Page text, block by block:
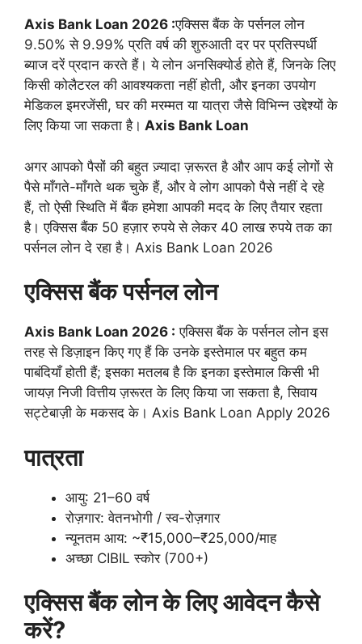
Axis Bank Loan 2026 :एक्सिस बैंक के पर्सनल लोन
9.50% से 9.99% प्रति वर्ष की शुरुआती दर पर प्रतिस्पर्धी
ब्याज दरें प्रदान करते हैं। ये लोन अनसिक्योर्ड होते हैं, जिनके लिए
किसी कोलैटरल की आवश्यकता नहीं होती, और इनका उपयोग
मेडिकल इमरजेंसी, घर की मरम्मत या यात्रा जैसे विभिन्न उद्देश्यों के
लिए किया जा सकता है। Axis Bank Loan
अगर आपको पैसों की बहुत ज़्यादा ज़रूरत है और आप कई लोगों से
पैसे माँगते-माँगते थक चुके हैं, और वे लोग आपको पैसे नहीं दे रहे
हैं, तो ऐसी स्थिति में बैंक हमेशा आपकी मदद के लिए तैयार रहता
है। एक्सिस बैंक 50 हज़ार रुपये से लेकर 40 लाख रुपये तक का
पर्सनल लोन दे रहा है। Axis Bank Loan 2026
एक्सिस बैंक पर्सनल लोन
Axis Bank Loan 2026 : एक्सिस बैंक के पर्सनल लोन इस
तरह से डिज़ाइन किए गए हैं कि उनके इस्तेमाल पर बहुत कम
पाबंदियाँ होती हैं; इसका मतलब है कि इनका इस्तेमाल किसी भी
जायज़ निजी वित्तीय ज़रूरत के लिए किया जा सकता है, सिवाय
सट्टेबाज़ी के मकसद के। Axis Bank Loan Apply 2026
पात्रता
आयु: 21–60 वर्ष
रोज़गार: वेतनभोगी / स्व-रोज़गार
न्यूनतम आय: ~₹15,000–₹25,000/माह
अच्छा CIBIL स्कोर (700+)
एक्सिस बैंक लोन के लिए आवेदन कैसे
करें?